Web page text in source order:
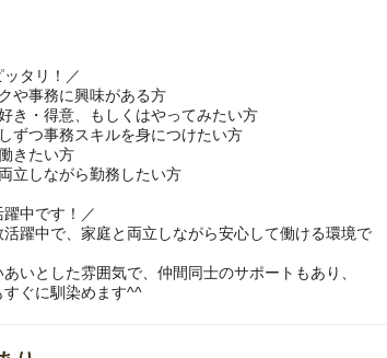
タリ！／
や事務に興味がある方
き・得意、もしくはやってみたい方
ずつ事務スキルを身につけたい方
きたい方
立しながら勤務したい方
中です！／
活躍中で、家庭と両立しながら安心して働ける環境で
いとした雰囲気で、仲間同士のサポートもあり、
ぐに馴染めます^^